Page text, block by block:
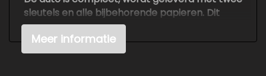
Passagiersairbag
Rijstrooksensor met correctie
sleutels en alle bijbehorende papieren. Dit
voertuig is 100% zonder schade verleden.
Meer informatie